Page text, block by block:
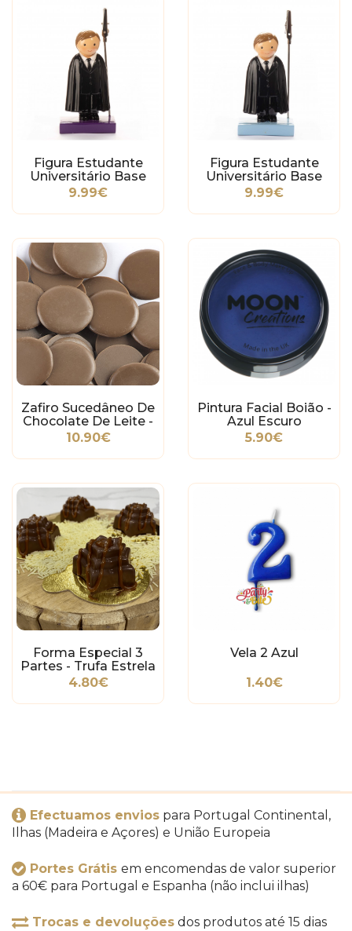
Figura Estudante
Universitário Base
Roxa
9.99€
Figura Estudante
Universitário Base
Azul Claro
9.99€
Zafiro Sucedâneo De
Chocolate De Leite -
1Kg
10.90€
Pintura Facial Boião -
Azul Escuro
5.90€
Forma Especial 3
Partes - Trufa Estrela
4.80€
Vela 2 Azul
1.40€
Efectuamos envios para Portugal Continental,
Ilhas (Madeira e Açores) e União Europeia
Portes Grátis em encomendas de valor superior
a 60€ para Portugal e Espanha (não inclui ilhas)
Trocas e devoluções dos produtos até 15 dias